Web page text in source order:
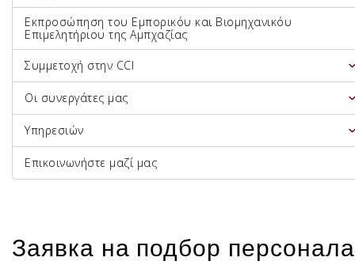
Εκπροσώπηση του Εμπορικόυ και Βιομηχανικόυ
Επιμελητήριου της Αμπχαζίας
Συμμετοχή στην CCI
Οι συνεργάτες μας
Υπηρεσιών
Επικοινωνήστε μαζί μας
Заявка на подбор персонала